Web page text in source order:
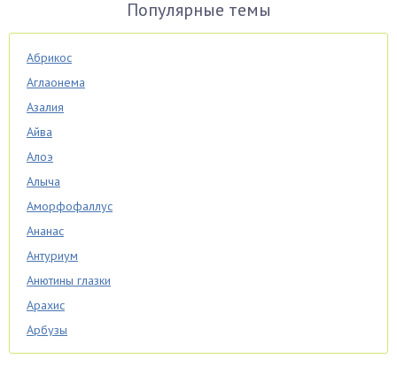
Популярные темы
Абрикос
Аглаонема
Азалия
Айва
Алоэ
Алыча
Аморфофаллус
Ананас
Антуриум
Анютины глазки
Арахис
Арбузы
Аспарагус